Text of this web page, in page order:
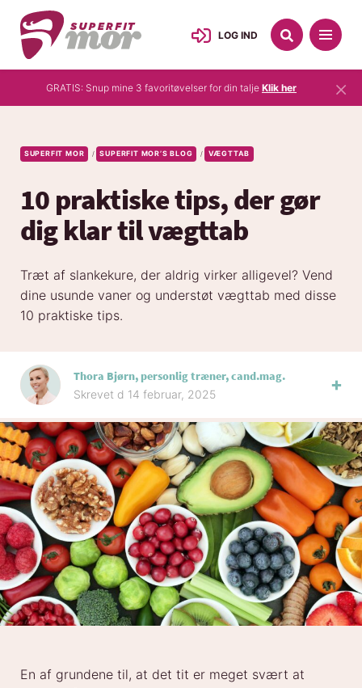
LOG IND
GRATIS: Snup mine 3 favoritøvelser for din talje Klik her ×
SUPERFIT MOR / SUPERFIT MOR’S BLOG / VÆGTTAB
10 praktiske tips, der gør
dig klar til vægttab
Træt af slankekure, der aldrig virker alligevel? Vend
dine usunde vaner og understøt vægttab med disse
10 praktiske tips.
Thora Bjørn, personlig træner, cand.mag.
Skrevet d 14 februar, 2025
En af grundene til, at det tit er meget svært at